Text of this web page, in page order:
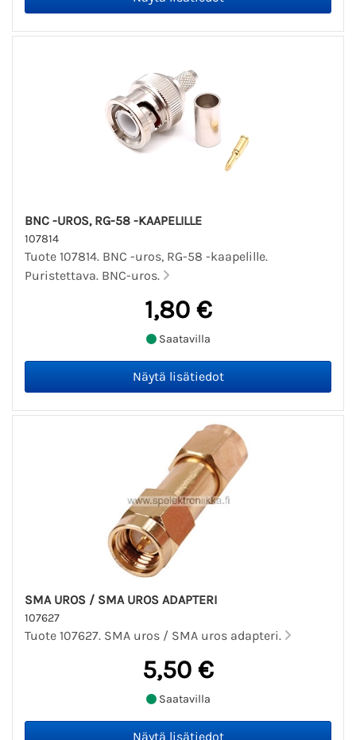
BNC -UROS, RG-58 -KAAPELILLE
107814
Tuote 107814. BNC -uros, RG-58 -kaapelille.
Puristettava. BNC-uros.
1,80 €
Saatavilla
SMA UROS / SMA UROS ADAPTERI
107627
Tuote 107627. SMA uros / SMA uros adapteri.
5,50 €
Saatavilla